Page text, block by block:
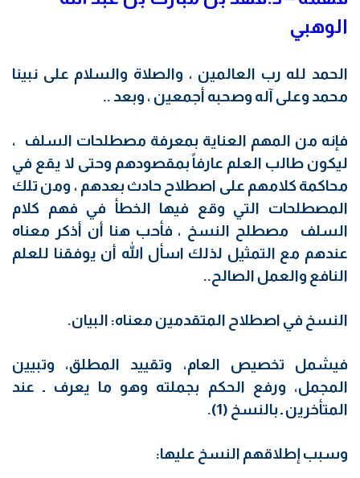
الوهبي
الحمد لله رب العالمين ، والصلاة والسلام على نبينا
محمد وعلى آله وصحبه أجمعين ، وبعد ..
فإنه من المهم العناية بمعرفة مصطلحات السلف ،
ليكون طالب العلم عارفاً بمقصودهم وحتى لا يقع في
محاكمة كلامهم على اصطلاح حادث بعدهم ، ومن تلك
المصطلحات التي وقع فيها الخطأ في فهم كلام
السلف مصطلح النسخ ، فأحب هنا أن أذكر معناه
عندهم مع التمثيل لذلك اسأل الله أن يوفقنا للعلم
النافع والعمل الصالح..
النسخ في اصطلاح المتقدمين معناه: البيان.
فيشمل تخصيص العام، وتقييد المطلق، وتبيين
المجمل، ورفع الحكم بجملته وهو ما يعرف ـ عند
المتأخرين ـ بالنسخ (1).
وسبب إطلاقهم النسخ عليها: